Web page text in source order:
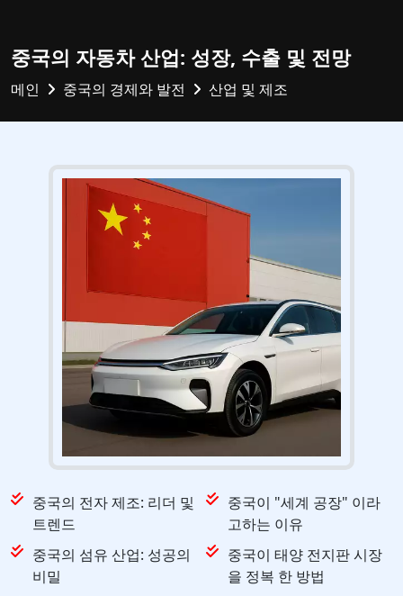
중국의 자동차 산업: 성장, 수출 및 전망
메인 중국의 경제와 발전 산업 및 제조
중국의 전자 제조: 리더 및
트렌드
중국이 "세계 공장" 이라
고하는 이유
중국의 섬유 산업: 성공의
비밀
중국이 태양 전지판 시장
을 정복 한 방법